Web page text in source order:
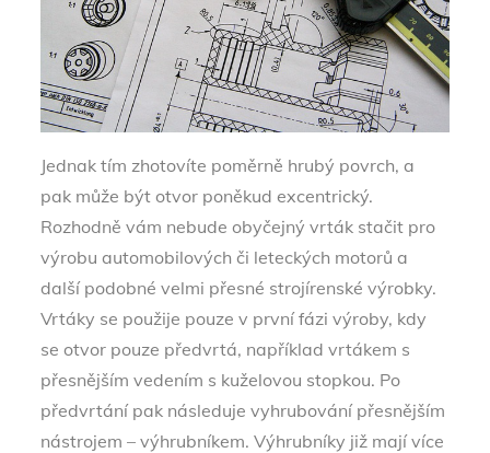
Jednak tím zhotovíte poměrně hrubý povrch, a
pak může být otvor poněkud excentrický.
Rozhodně vám nebude obyčejný vrták stačit pro
výrobu automobilových či leteckých motorů a
další podobné velmi přesné strojírenské výrobky.
Vrtáky se použije pouze v první fázi výroby, kdy
se otvor pouze předvrtá, například vrtákem s
přesnějším vedením s kuželovou stopkou. Po
předvrtání pak následuje vyhrubování přesnějším
nástrojem – výhrubníkem. Výhrubníky již mají více